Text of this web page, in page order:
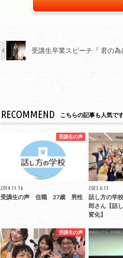
受講生卒業スピーチ『 君の為
RECOMMEND こちらの記事も人気です
受講生の声
2014.11.16
受講生の声 住職 27歳 男性
2023.6.13
話し方の学
郎さん【話
変化】
受講生の声